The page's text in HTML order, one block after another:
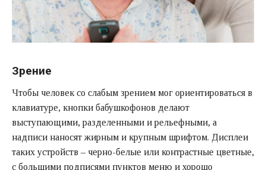
Зрение
Чтобы человек со слабым зрением мог ориентироваться в
клавиатуре, кнопки бабушкофонов делают
выступающими, разделенными и рельефными, а
надписи наносят жирным и крупным шрифтом. Дисплеи
таких устройств – черно-белые или контрастные цветные,
с большими подписями пунктов меню и хорошо